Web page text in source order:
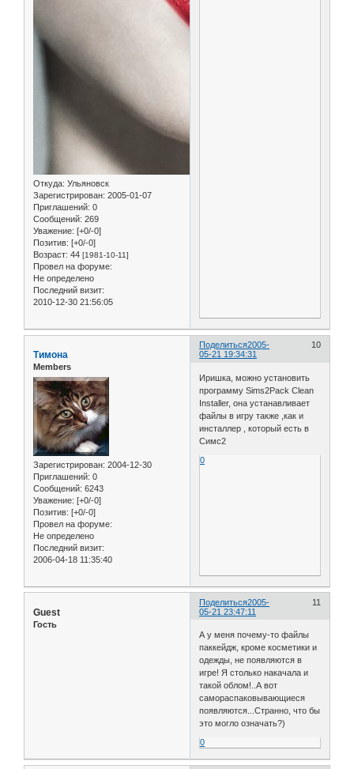
Откуда: Ульяновск
Зарегистрирован: 2005-01-07
Приглашений: 0
Сообщений: 269
Уважение: [+0/-0]
Позитив: [+0/-0]
Возраст: 44 [1981-10-11]
Провел на форуме:
Не определено
Последний визит:
2010-12-30 21:56:05
Поделиться 10
2005-
05-21 19:34:31
Тимона
Members
Зарегистрирован: 2004-12-30
Приглашений: 0
Сообщений: 6243
Уважение: [+0/-0]
Позитив: [+0/-0]
Провел на форуме:
Не определено
Последний визит:
2006-04-18 11:35:40
Иришка, можно установить
программу Sims2Pack Clean
Installer, она устанавливает
файлы в игру также ,как и
инсталлер , который есть в
Симс2
0
Поделиться 11
2005-
05-21 23:47:11
Guest
Гость
А у меня почему-то файлы
паккейдж, кроме косметики и
одежды, не появляются в
игре! Я столько накачала и
такой облом!..А вот
самораспаковывающиеся
появляются...Странно, что бы
это могло означать?)
0